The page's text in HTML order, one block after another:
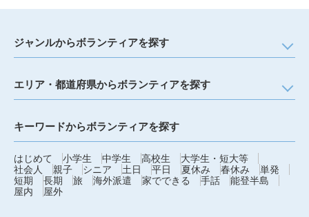
ジャンルからボランティアを探す
エリア・都道府県からボランティアを探す
キーワードからボランティアを探す
はじめて 小学生 中学生 高校生
大学生・短大等
社会人
親子 シニア 土日 平日 夏休み 春休み
単発
短期
長期 旅 海外派遣 家でできる 手話
能登半島
屋内
屋外